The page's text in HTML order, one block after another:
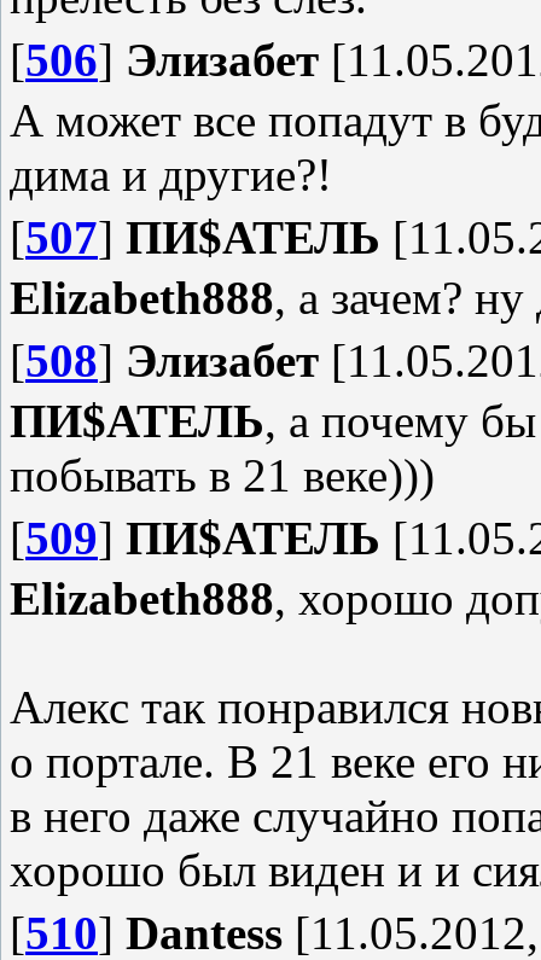
[506] Элизабет
А может все попадут в
дима и другие?!
[507] ПИ$АТЕЛЬ
Elizabeth888, а зачем?
[508] Элизабет
ПИ$АТЕЛЬ, а почему
побывать в 21 веке)))
[509] ПИ$АТЕЛЬ
Elizabeth888, хорошо
Алекс так понравился
о портале. В 21 веке его
в него даже случайно
хорошо был виден и и
[510] Dantess